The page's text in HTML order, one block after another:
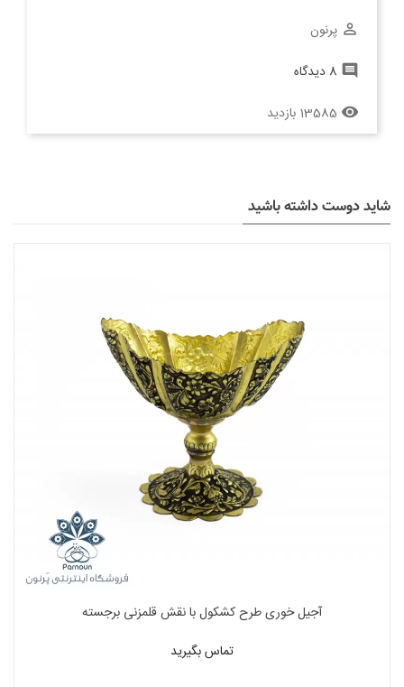
perm_identity پرنون
comment 8 دیدگاه
remove_red_eye 13585 بازدید
شاید دوست داشته باشید
آجیل خوری طرح کشکول با نقش قلمزنی برجسته
تماس بگیرید